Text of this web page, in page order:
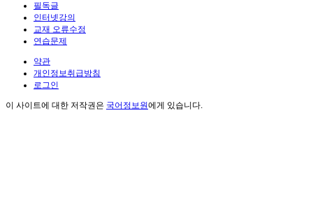
필독글
인터넷강의
교재 오류수정
연습문제
약관
개인정보취급방침
로그인
이 사이트에 대한 저작권은 국어정보원에게 있습니다.